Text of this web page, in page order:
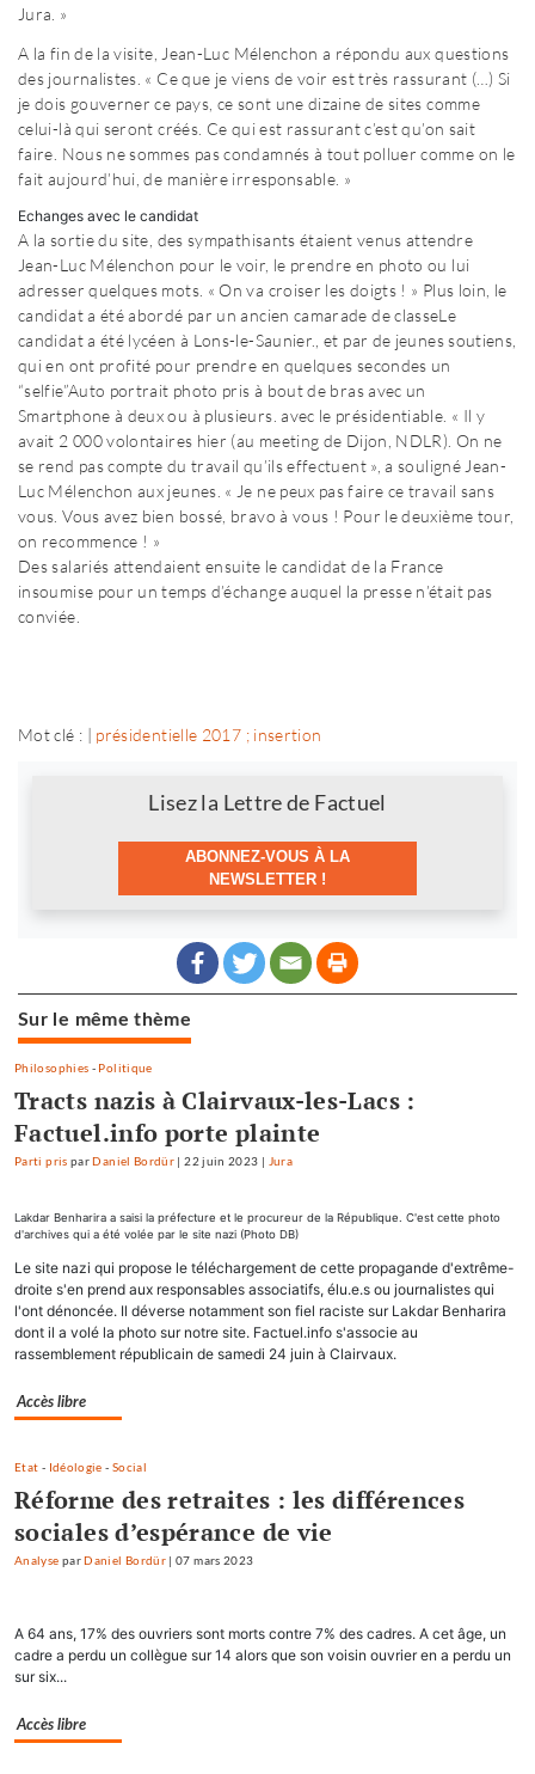
Jura. »
A la fin de la visite, Jean-Luc Mélenchon a répondu aux questions
des journalistes. « Ce que je viens de voir est très rassurant (…) Si
je dois gouverner ce pays, ce sont une dizaine de sites comme
celui-là qui seront créés. Ce qui est rassurant c’est qu’on sait
faire. Nous ne sommes pas condamnés à tout polluer comme on le
fait aujourd’hui, de manière irresponsable. »
Echanges avec le candidat
A la sortie du site, des sympathisants étaient venus attendre
Jean-Luc Mélenchon pour le voir, le prendre en photo ou lui
adresser quelques mots. « On va croiser les doigts ! » Plus loin, le
candidat a été abordé par un ancien camarade de classeLe
candidat a été lycéen à Lons-le-Saunier., et par de jeunes soutiens,
qui en ont profité pour prendre en quelques secondes un
“selfie”Auto portrait photo pris à bout de bras avec un
Smartphone à deux ou à plusieurs. avec le présidentiable. « Il y
avait 2 000 volontaires hier (au meeting de Dijon, NDLR). On ne
se rend pas compte du travail qu’ils effectuent », a souligné Jean-
Luc Mélenchon aux jeunes. « Je ne peux pas faire ce travail sans
vous. Vous avez bien bossé, bravo à vous ! Pour le deuxième tour,
on recommence ! »
Des salariés attendaient ensuite le candidat de la France
insoumise pour un temps d’échange auquel la presse n’était pas
conviée.
Mot clé : | présidentielle 2017 ; insertion
Lisez la Lettre de Factuel
ABONNEZ-VOUS À LA
NEWSLETTER !
Sur le même thème
Philosophies - Politique
Tracts nazis à Clairvaux-les-Lacs :
Factuel.info porte plainte
Parti pris par Daniel Bordür |22 juin 2023 Jura
Lakdar Benharira a saisi la préfecture et le procureur de la République. C'est cette photo
d'archives qui a été volée par le site nazi (Photo DB)
Le site nazi qui propose le téléchargement de cette propagande d'extrême-
droite s'en prend aux responsables associatifs, élu.e.s ou journalistes qui
l'ont dénoncée. Il déverse notamment son fiel raciste sur Lakdar Benharira
dont il a volé la photo sur notre site. Factuel.info s'associe au
rassemblement républicain de samedi 24 juin à Clairvaux.
Accès libre
Etat - Idéologie - Social
Réforme des retraites : les différences
sociales d’espérance de vie
Analyse par Daniel Bordür |07 mars 2023
A 64 ans, 17% des ouvriers sont morts contre 7% des cadres. A cet âge, un
cadre a perdu un collègue sur 14 alors que son voisin ouvrier en a perdu un
sur six...
Accès libre